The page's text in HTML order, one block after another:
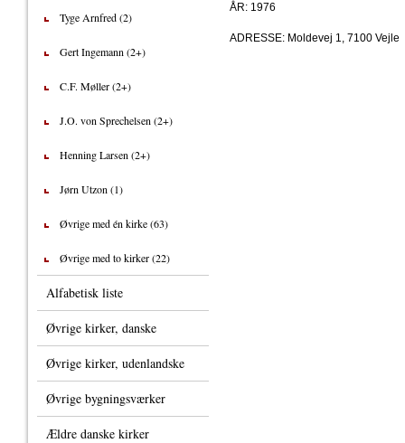
Tyge Arnfred (2)
Gert Ingemann (2+)
C.F. Møller (2+)
J.O. von Sprechelsen (2+)
Henning Larsen (2+)
Jørn Utzon (1)
Øvrige med én kirke (63)
Øvrige med to kirker (22)
Alfabetisk liste
Øvrige kirker, danske
Øvrige kirker, udenlandske
Øvrige bygningsværker
Ældre danske kirker
ÅR: 1976
ADRESSE: Moldevej 1, 7100 Vejle